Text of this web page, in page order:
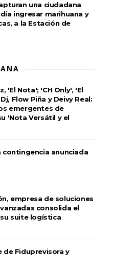
una ciudadana
ingresar marihuana y
a la Estación de
'El Nota'; 'CH Only', 'El
Flow Piña y Deivy Real:
emergentes de
'Nota Versátil y el
contingencia anunciada
empresa de soluciones
consolida el
suite logística
de Fiduprevisora y